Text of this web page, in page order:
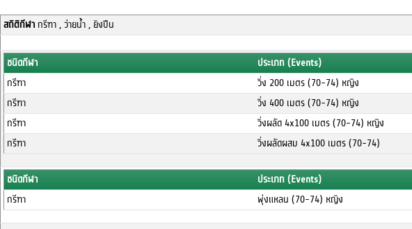
สถิติกีฬากรีฑา , ว่ายน้ำ , ยิงปืน
ชนิดกีฬา ประเภท (Events)
กรีฑา
วิ่ง 200 เมตร (70-74) หญิง
กรีฑา
วิ่ง 400 เมตร (70-74) หญิง
กรีฑา
วิ่งผลัด 4x100 เมตร (70-74) หญิง
กรีฑา
วิ่งผลัดผสม 4x100 เมตร (70-74)
ชนิดกีฬา ประเภท (Events)
กรีฑา
พุ่งแหลน (70-74) หญิง